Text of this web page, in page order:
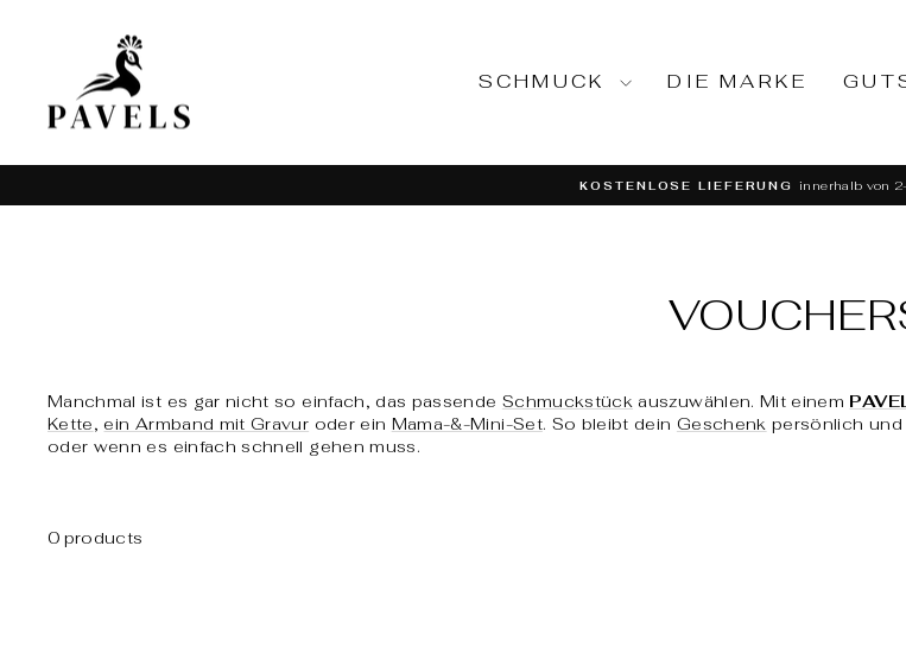
SCHMUCK DIE MARKE
Pause
KOSTENLOSE LIEFERUNG innerhalb von
Manchmal ist es gar nicht so einfach, das passende Schmuckstück auszuwählen. Mit einem
Kette, ein Armband mit Gravur oder ein Mama-&-Mini-Set. So bleibt dein Geschenk persönlich und
oder wenn es einfach schnell gehen muss.
0 products